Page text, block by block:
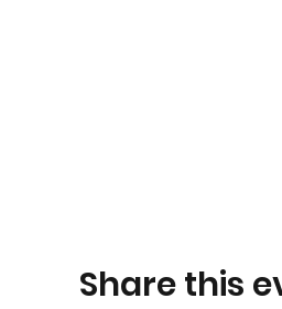
Share this